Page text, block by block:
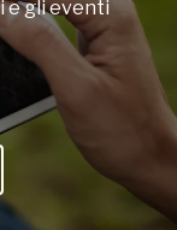
e gli eventi